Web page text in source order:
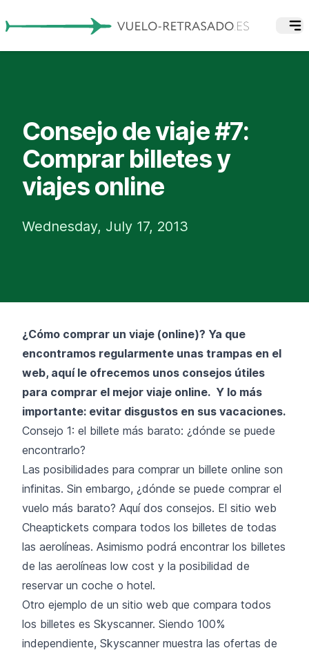
Consejo de viaje #7:
Comprar billetes y
viajes online
Wednesday, July 17, 2013
¿Cómo comprar un viaje (online)? Ya que
encontramos regularmente unas trampas en el
web, aquí le ofrecemos unos consejos útiles
para comprar el mejor viaje online. Y lo más
importante: evitar disgustos en sus vacaciones.
Consejo 1: el billete más barato: ¿dónde se puede
encontrarlo?
Las posibilidades para comprar un billete online son
infinitas. Sin embargo, ¿dónde se puede comprar el
vuelo más barato? Aquí dos consejos. El sitio web
Cheaptickets compara todos los billetes de todas
las aerolíneas. Asimismo podrá encontrar los billetes
de las aerolíneas low cost y la posibilidad de
reservar un coche o hotel.
Otro ejemplo de un sitio web que compara todos
los billetes es Skyscanner. Siendo 100%
independiente, Skyscanner muestra las ofertas de